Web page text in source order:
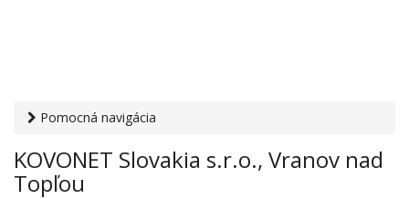
Pomocná navigácia
technika› KOVONET Slovakia s.r.o., Vranov nad Topľou
KOVONET Slovakia s.r.o., Vranov nad
Topľou